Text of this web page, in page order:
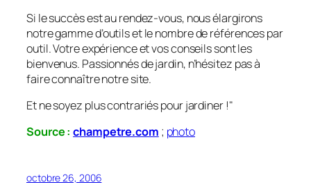
Si le succès est au rendez-vous, nous élargirons
notre gamme d’outils et le nombre de références par
outil. Votre expérience et vos conseils sont les
bienvenus. Passionnés de jardin, n’hésitez pas à
faire connaître notre site.
Et ne soyez plus contrariés pour jardiner !"
Source : champetre.com ; photo
octobre 26, 2006